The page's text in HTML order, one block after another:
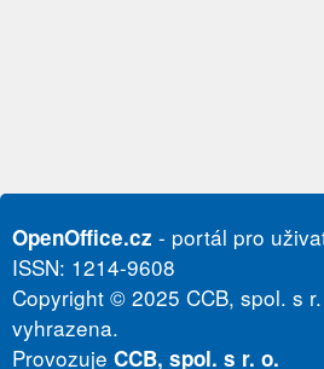
OpenOffice.cz - portál pro
ISSN: 1214-9608
Copyright © 2025 CCB, spol. s
vyhrazena.
Provozuje CCB, spol. s r. o.